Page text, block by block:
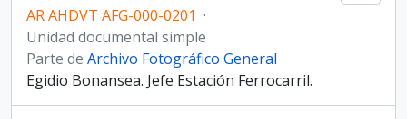
AR AHDVT AFG-000-0201 ·
Unidad documental simple
Parte de Archivo Fotográfico General
Egidio Bonansea. Jefe Estación Ferrocarril.